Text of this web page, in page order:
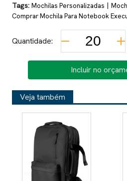
Tags: Mochilas Personalizadas |
Comprar Mochila Para Notebook
Quantidade:
Incluir no
Veja também